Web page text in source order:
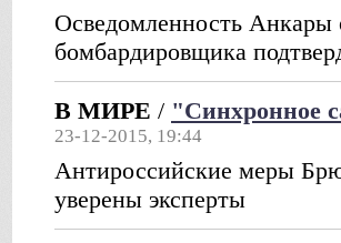
Осведомленность Анкары
бомбардировщика
В МИРЕ / "Синхронное
23-12-2015, 19:44
Антироссийские меры
уверены эксперты